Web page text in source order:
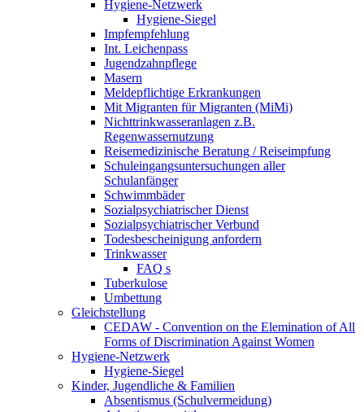
Hygiene-Netzwerk
Hygiene-Siegel
Impfempfehlung
Int. Leichenpass
Jugendzahnpflege
Masern
Meldepflichtige Erkrankungen
Mit Migranten für Migranten (MiMi)
Nichttrinkwasseranlagen z.B.
Regenwassernutzung
Reisemedizinische Beratung / Reiseimpfung
Schuleingangsuntersuchungen aller
Schulanfänger
Schwimmbäder
Sozialpsychiatrischer Dienst
Sozialpsychiatrischer Verbund
Todesbescheinigung anfordern
Trinkwasser
FAQ s
Tuberkulose
Umbettung
Gleichstellung
CEDAW - Convention on the Elemination of All
Forms of Discrimination Against Women
Hygiene-Netzwerk
Hygiene-Siegel
Kinder, Jugendliche & Familien
Absentismus (Schulvermeidung)